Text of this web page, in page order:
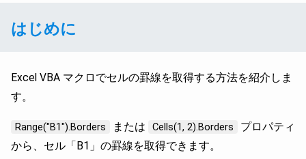
はじめに
Excel VBA マクロでセルの罫線を取得する方法を紹介しま
す。
Range("B1").Borders または Cells(1, 2).Borders
プロパティ
から、セル「B1」の罫線を取得できます。